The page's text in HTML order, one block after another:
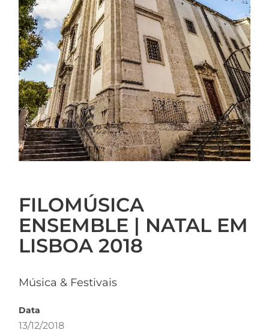
FILOMÚSICA
ENSEMBLE | NATAL EM
LISBOA 2018
Música & Festivais
Data
13/12/2018